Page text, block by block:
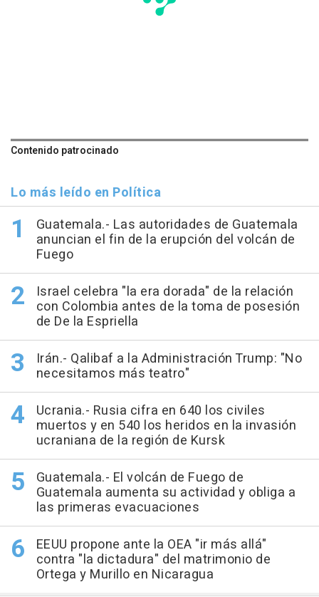
Contenido patrocinado
Lo más leído en Política
Guatemala.- Las autoridades de Guatemala
anuncian el fin de la erupción del volcán de
Fuego
Israel celebra "la era dorada" de la relación
con Colombia antes de la toma de posesión
de De la Espriella
Irán.- Qalibaf a la Administración Trump: "No
necesitamos más teatro"
Ucrania.- Rusia cifra en 640 los civiles
muertos y en 540 los heridos en la invasión
ucraniana de la región de Kursk
Guatemala.- El volcán de Fuego de
Guatemala aumenta su actividad y obliga a
las primeras evacuaciones
EEUU propone ante la OEA "ir más allá"
contra "la dictadura" del matrimonio de
Ortega y Murillo en Nicaragua